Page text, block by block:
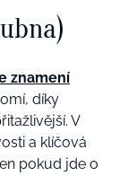
znamení
díky
V
a klíčová
pokud jde o